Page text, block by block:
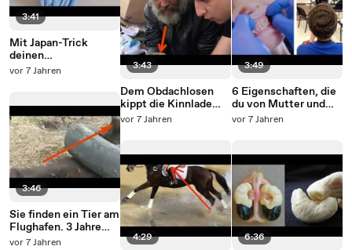
3:41
Mit Japan-Trick
deinen
Kleiderschrank
vor 7 Jahren
3:46
Sie finden ein Tier am
Flughafen. 3 Jahre
später müssen sie
vor 7 Jahren
3:43
Dem Obdachlosen
kippt die Kinnlade
runter, als er sieht,
vor 7 Jahren
4:29
3:49
6 Eigenschaften, die
du von Mutter und
Vater erbst.
vor 7 Jahren
6:36